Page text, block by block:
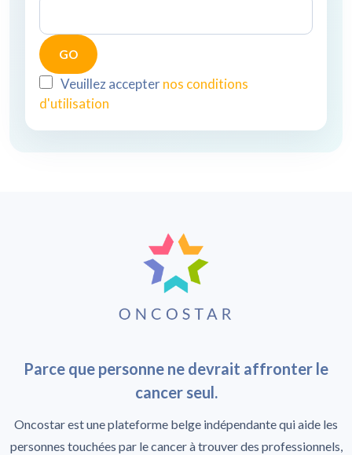
Veuillez accepternos conditions
d'utilisation
Parce que personne ne devrait affronter le
cancer seul.
Oncostar est une plateforme belge indépendante qui aide les
personnes touchées par le cancer à trouver des professionnels,